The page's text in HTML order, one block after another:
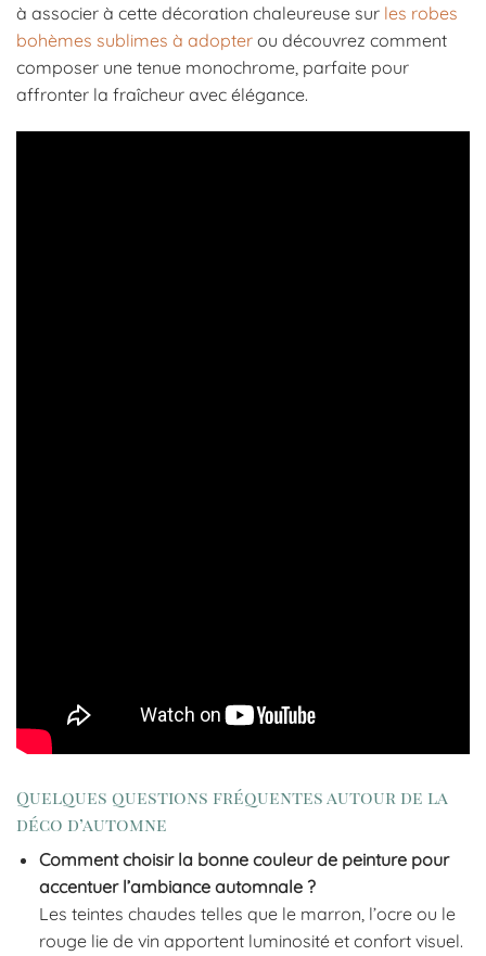
à associer à cette décoration chaleureuse sur les robes
bohèmes sublimes à adopter ou découvrez comment
composer une tenue monochrome, parfaite pour
affronter la fraîcheur avec élégance.
Quelques questions fréquentes autour de la
déco d’automne
Comment choisir la bonne couleur de peinture pour
accentuer l’ambiance automnale ?
Les teintes chaudes telles que le marron, l’ocre ou le
rouge lie de vin apportent luminosité et confort visuel.